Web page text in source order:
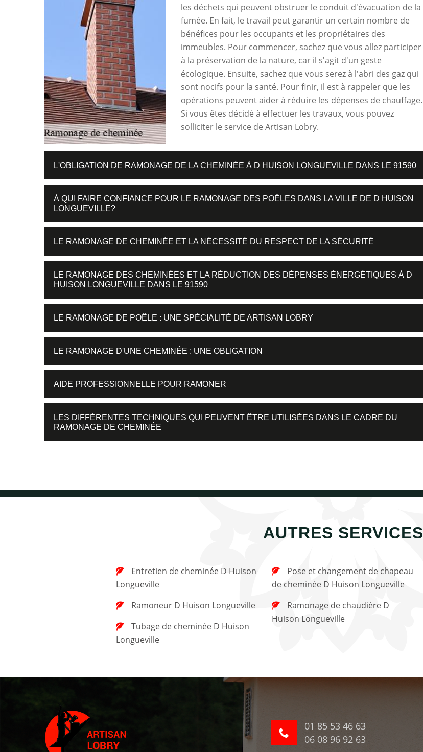
les déchets qui peuvent obstruer le conduit d'évacuation de la
fumée. En fait, le travail peut garantir un certain nombre de
bénéfices pour les occupants et les propriétaires des
immeubles. Pour commencer, sachez que vous allez participer
à la préservation de la nature, car il s'agit d'un geste
écologique. Ensuite, sachez que vous serez à l'abri des gaz qui
sont nocifs pour la santé. Pour finir, il est à rappeler que les
opérations peuvent aider à réduire les dépenses de chauffage.
Si vous êtes décidé à effectuer les travaux, vous pouvez
solliciter le service de Artisan Lobry.
L'OBLIGATION DE RAMONAGE DE LA CHEMINÉE À D HUISON LONGUEVILLE DANS LE 91590
À QUI FAIRE CONFIANCE POUR LE RAMONAGE DES POÊLES DANS LA VILLE DE D HUISON
LONGUEVILLE?
LE RAMONAGE DE CHEMINÉE ET LA NÉCESSITÉ DU RESPECT DE LA SÉCURITÉ
LE RAMONAGE DES CHEMINÉES ET LA RÉDUCTION DES DÉPENSES ÉNERGÉTIQUES À D
HUISON LONGUEVILLE DANS LE 91590
LE RAMONAGE DE POÊLE : UNE SPÉCIALITÉ DE ARTISAN LOBRY
LE RAMONAGE D'UNE CHEMINÉE : UNE OBLIGATION
AIDE PROFESSIONNELLE POUR RAMONER
LES DIFFÉRENTES TECHNIQUES QUI PEUVENT ÊTRE UTILISÉES DANS LE CADRE DU
RAMONAGE DE CHEMINÉE
AUTRES SERVICES
Longueville
Ramoneur D Huison Longueville
Longueville
de cheminée D Huison Longueville
Huison Longueville
01 85 53 46 63
06 08 96 92 63